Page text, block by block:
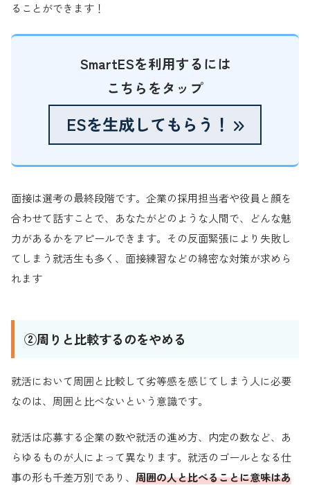
ることができます！
SmartESを利用するには
こちらをタップ
ESを生成してもらう！
面接は選考の最終段階です。企業の採用担当者や役員と顔を
合わせて話すことで、あなたがどのような人間で、どんな魅
力があるかをアピールできます。その反面緊張により失敗し
てしまう就活生も多く、面接練習などの綿密な対策が求めら
れます
②周りと比較するのをやめる
就活において周囲と比較して劣等感を感じてしまう人に必要
なのは、周囲と比べないという意識です。
就活は応募する企業の数や就活の進め方、内定の数など、あ
らゆるものが人によって異なります。就活のゴールとなる仕
事の形も千差万別であり、 周囲の人と比べることに意味はあ